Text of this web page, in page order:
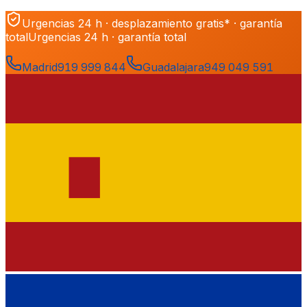
Urgencias 24 h · desplazamiento gratis* · garantía
totalUrgencias 24 h · garantía total
Madrid919 999 844 Guadalajara949 049 591